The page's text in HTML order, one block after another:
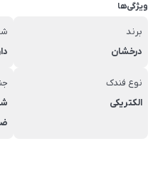
ویژگی‌ها
برند
درخشان
نوع فندک
الکتریکی